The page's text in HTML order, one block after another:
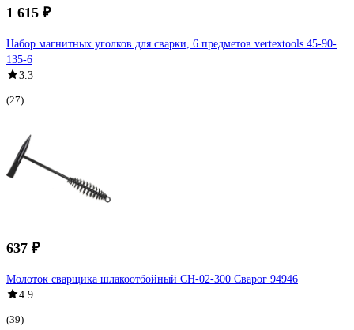
1 615 ₽
Набор магнитных уголков для сварки, 6 предметов vertextools 45-90-
135-6
3.3
(27)
637 ₽
Молоток сварщика шлакоотбойный CH-02-300 Сварог 94946
4.9
(39)